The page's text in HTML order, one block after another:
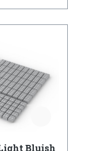
Bluish